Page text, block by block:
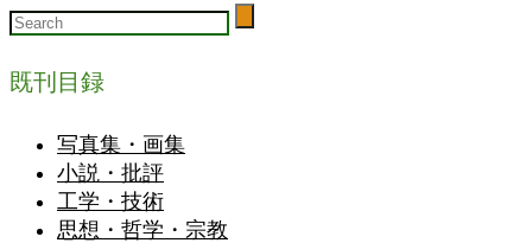
既刊目録
写真集・画集
小説・批評
工学・技術
思想・哲学・宗教